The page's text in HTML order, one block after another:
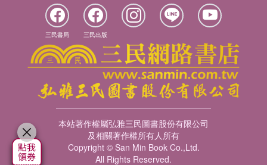
三民書局 三民出版
本站著作權屬弘雅三民圖書股份有限公司
及相關著作權所有人所有
Copyright © San Min Book Co.,Ltd.
All Rights Reserved.